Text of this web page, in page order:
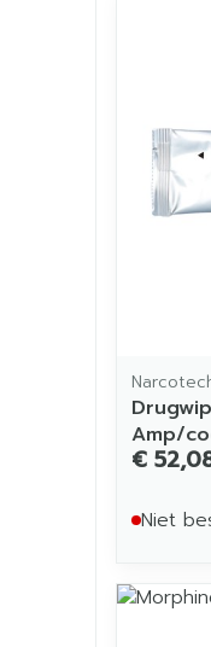
Amp/
€
Niet